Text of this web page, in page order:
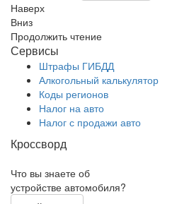
Наверх
Вниз
Продолжить чтение
Сервисы
Штрафы ГИБДД
Алкогольный калькулятор
Коды регионов
Налог на авто
Налог с продажи авто
Кроссворд
Что вы знаете об
устройстве автомобиля?